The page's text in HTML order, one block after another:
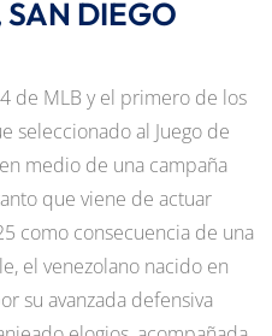
SAN DIEGO
de MLB y el primero de los
seleccionado al Juego de
medio de una campaña
que viene de actuar
como consecuencia de una
el venezolano nacido en
su avanzada defensiva